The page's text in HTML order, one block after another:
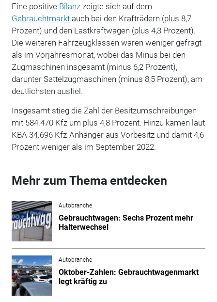
Eine positive Bilanzzeigte sich auf dem
Gebrauchtmarktauch bei den Krafträdern (plus 8,7
Prozent) und den Lastkraftwagen (plus 4,3 Prozent).
Die weiteren Fahrzeugklassen waren weniger gefragt
als im Vorjahresmonat, wobei das Minus bei den
Zugmaschinen insgesamt (minus 6,2 Prozent),
darunter Sattelzugmaschinen (minus 8,5 Prozent), am
deutlichsten ausfiel.
Insgesamt stieg die Zahl der Besitzumschreibungen
mit 584.470 Kfz um plus 4,8 Prozent. Hinzu kamen laut
KBA 34.696 Kfz-Anhänger aus Vorbesitz und damit 4,6
Prozent weniger als im September 2022.
Mehr zum Thema entdecken
Autobranche
Gebrauchtwagen: Sechs Prozent mehr
Halterwechsel
Autobranche
Oktober-Zahlen: Gebrauchtwagenmarkt
legt kräftig zu